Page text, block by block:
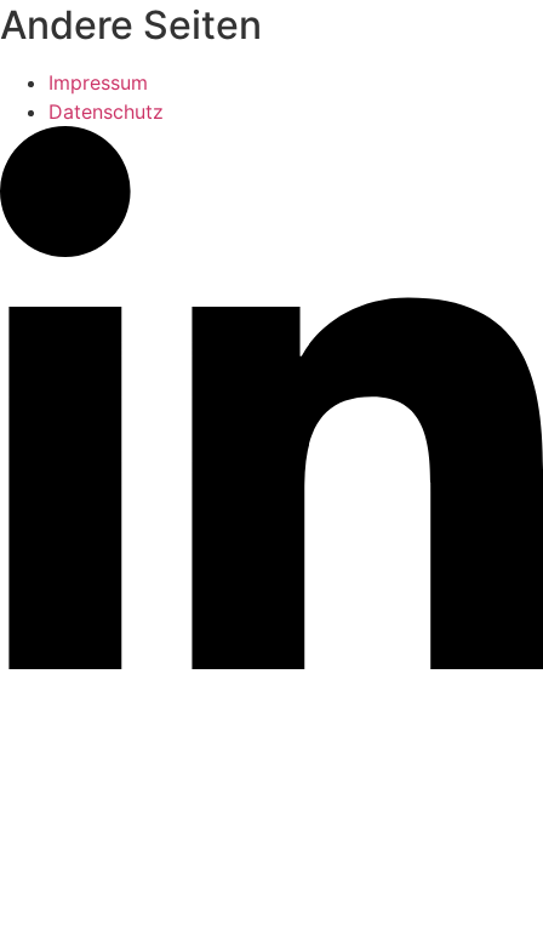
Andere Seiten
Impressum
Datenschutz